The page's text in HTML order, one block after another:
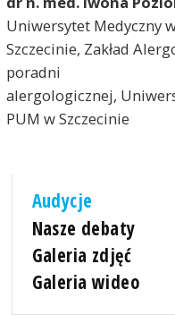
Uniwersytet Medyczny
Szczecinie, Zakład
poradni
alergologicznej,
PUM w Szczecinie
Audycje
Nasze debaty
Galeria zdjęć
Galeria wideo